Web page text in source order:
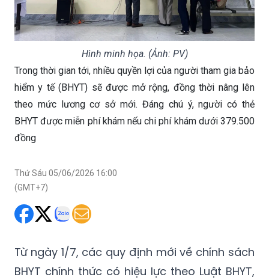
Hình minh họa. (Ảnh: PV)
Trong thời gian tới, nhiều quyền lợi của người tham gia bảo
hiểm y tế (BHYT) sẽ được mở rộng, đồng thời nâng lên
theo mức lương cơ sở mới. Đáng chú ý, người có thẻ
BHYT được miễn phí khám nếu chi phí khám dưới 379.500
đồng
Thứ Sáu 05/06/2026 16:00
(GMT+7)
Từ ngày 1/7, các quy định mới về chính sách
BHYT chính thức có hiệu lực theo Luật BHYT,